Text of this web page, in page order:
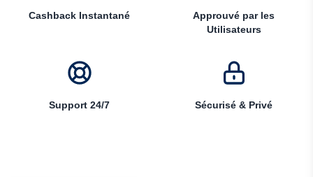
Cashback Instantané
Approuvé par les
Utilisateurs
Support 24/7 Sécurisé & Privé